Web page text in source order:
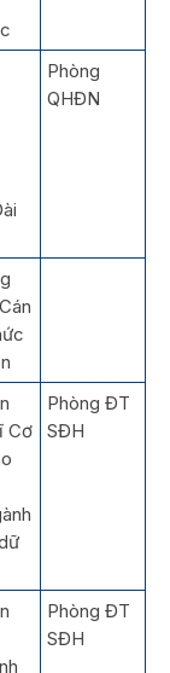
Phòng
QHĐN
Cơ
Phòng ĐT
SĐH
Phòng ĐT
SĐH